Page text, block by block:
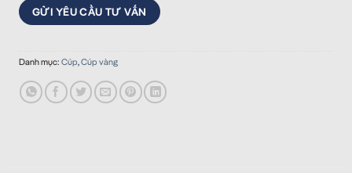
Danh mục: Cúp Cúp vàng